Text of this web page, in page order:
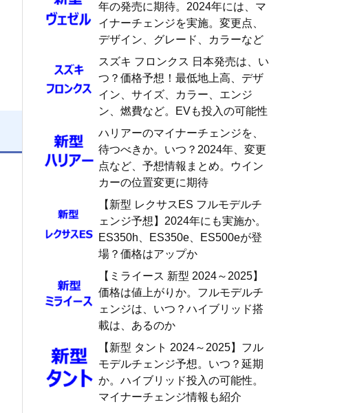
年の発売に期待。2024年には、マ
イナーチェンジを実施。変更点、
デザイン、グレード、カラーなど
スズキ フロンクス 日本発売は、い
つ？価格予想！最低地上高、デザ
イン、サイズ、カラー、エンジ
ン、燃費など。EVも投入の可能性
ハリアーのマイナーチェンジを、
待つべきか。いつ？2024年、変更
点など、予想情報まとめ。ウイン
カーの位置変更に期待
【新型 レクサスES フルモデルチ
ェンジ予想】2024年にも実施か。
ES350h、ES350e、ES500eが登
場？価格はアップか
【ミライース 新型 2024～2025】
価格は値上がりか。フルモデルチ
ェンジは、いつ？ハイブリッド搭
載は、あるのか
【新型 タント 2024～2025】フル
モデルチェンジ予想。いつ？延期
か。ハイブリッド投入の可能性。
マイナーチェンジ情報も紹介